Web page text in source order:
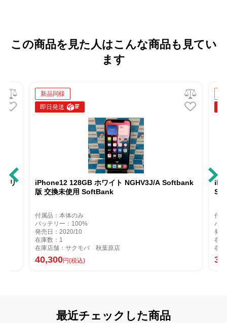
この商品を見た人はこんな商品も見てい
ます
リ
新品同様
即日発送
iPhone12 128GB ホワイト NGHV3J/A Softbank
版 交換未使用 SoftBank
付属品：本体のみ
バッテリー：100%
発売日：2020/10
在庫数：1
在庫店舗：サクモバ 秋葉原店
40,300円(税込)
付
バ
発
在
在
最近チェックした商品